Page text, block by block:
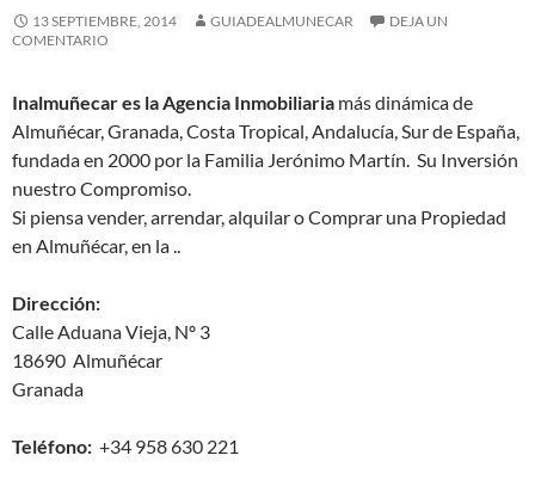
13 SEPTIEMBRE, 2014 GUIADEALMUNECAR
DEJA UN
COMENTARIO
Inalmuñecar es la Agencia Inmobiliaria más dinámica de
Almuñécar, Granada, Costa Tropical, Andalucía, Sur de España,
fundada en 2000 por la Familia Jerónimo Martín. Su Inversión
nuestro Compromiso.
Si piensa vender, arrendar, alquilar o Comprar una Propiedad
en Almuñécar, en la ..
Dirección:
Calle Aduana Vieja, Nº 3
18690 Almuñécar
Granada
Teléfono: +34 958 630 221